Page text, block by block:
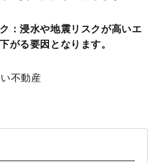
：浸水や地震リスクが高いエ
がる要因となります。